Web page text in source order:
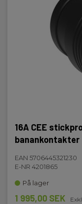
16A CEE
banankontakter
EAN 5706445321230
E-NR 4201865
På lager
1 995,00 SEK